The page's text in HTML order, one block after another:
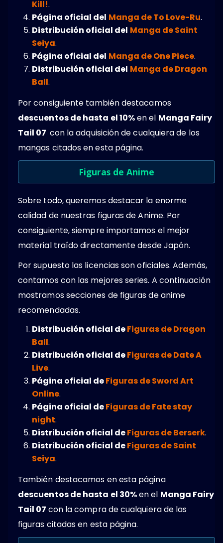
Kill!.
Página oficial del Manga de To Love-Ru.
Distribución oficial del Manga de Saint
Seiya.
Página oficial del Manga de One Piece.
Distribución oficial del Manga de Dragon
Ball.
Por consiguiente también destacamos
descuentos de hasta el 10%en el Manga Fairy
Tail 07 con la adquisición de cualquiera de los
mangas citados en esta página.
Figuras de Anime
Sobre todo, queremos destacar la enorme
calidad de nuestras figuras de Anime. Por
consiguiente, siempre importamos el mejor
material traído directamente desde Japón.
Por supuesto las licencias son oficiales. Además,
contamos con las mejores series. A continuación
mostramos secciones de figuras de anime
recomendadas.
Distribución oficial deFiguras de Dragon
Ball.
Distribución oficial deFiguras de Date A
Live.
Página oficial deFiguras de Sword Art
Online.
Página oficial deFiguras de Fate stay
night.
Distribución oficial deFiguras de Berserk.
Distribución oficial deFiguras de Saint
Seiya.
También destacamos en esta página
descuentos de hasta el 30%en el Manga Fairy
Tail 07 con la compra de cualquiera de las
figuras citadas en esta página.